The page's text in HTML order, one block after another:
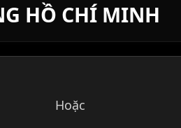
HỒ CHÍ MINH
Hoặc